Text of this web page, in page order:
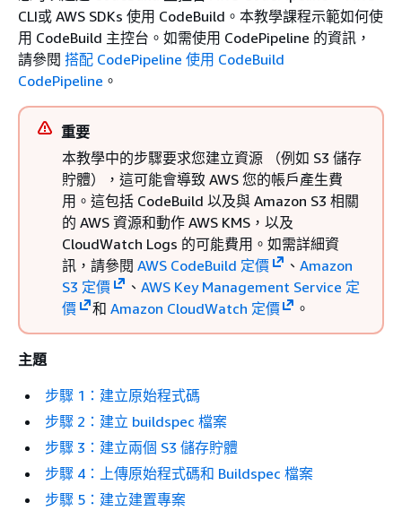
CLI或 AWS SDKs 使用 CodeBuild。本教學課程示範如何使
用 CodeBuild 主控台。如需使用 CodePipeline 的資訊，
請參閱 搭配 CodePipeline 使用 CodeBuild
CodePipeline 。
重要
本教學中的步驟要求您建立資源 （例如 S3 儲存
貯體），這可能會導致 AWS 您的帳戶產生費
用。這包括 CodeBuild 以及與 Amazon S3 相關
的 AWS 資源和動作 AWS KMS，以及
CloudWatch Logs 的可能費用。如需詳細資
訊，請參閱 AWS CodeBuild 定價 、 Amazon
S3 定價
、 AWS Key Management Service 定
價
和 Amazon CloudWatch 定價 。
主題
步驟 1：建立原始程式碼
步驟 2：建立 buildspec 檔案
步驟 3：建立兩個 S3 儲存貯體
步驟 4：上傳原始程式碼和 Buildspec 檔案
步驟 5：建立建置專案